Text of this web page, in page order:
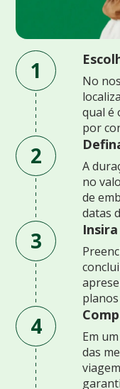
1
No
qual é
por
2
A
no
de
datas
3
4
Em
das